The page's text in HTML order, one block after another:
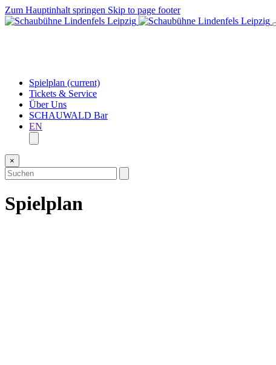
Zum Hauptinhalt springen Skip to page footer
Spielplan (current)
Tickets & Service
Über Uns
SCHAUWALD Bar
EN
×
Spielplan